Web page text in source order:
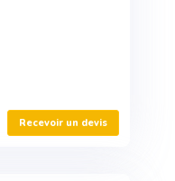
Recevoir un devis